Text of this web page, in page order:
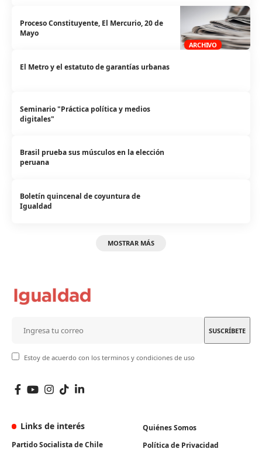
ARCHIVO
Proceso Constituyente, El Mercurio, 20 de
Mayo
El Metro y el estatuto de garantías urbanas
Seminario "Práctica política y medios
digitales"
Brasil prueba sus músculos en la elección
peruana
Boletín quincenal de coyuntura de
Igualdad
MOSTRAR MÁS
Estoy de acuerdo con los terminos y condiciones de uso
Links de interés
Partido Socialista de Chile
Quiénes Somos
Política de Privacidad